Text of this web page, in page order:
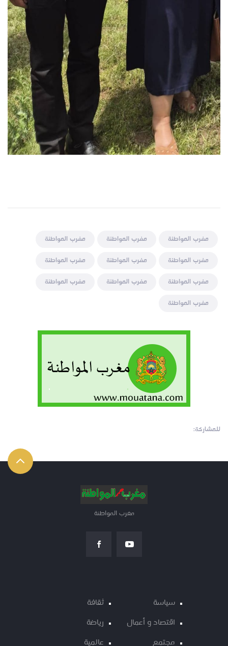
مغرب المواطنة مغرب المواطنة
مغرب المواطنة
مغرب المواطنة
مغرب المواطنة
مغرب المواطنة
مغرب المواطنة
مغرب المواطنة
مغرب المواطنة
مغرب المواطنة
للمشاركة:
مغرب المواطنة
سياسة
اقتصاد و أعمال
مجتمع
ثقافة
رياضة
عالمية